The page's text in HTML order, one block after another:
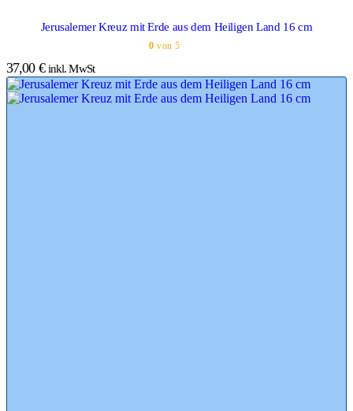
Jerusalemer Kreuz mit Erde aus dem Heiligen Land 16 cm
0 von 5
37,00 € inkl. MwSt